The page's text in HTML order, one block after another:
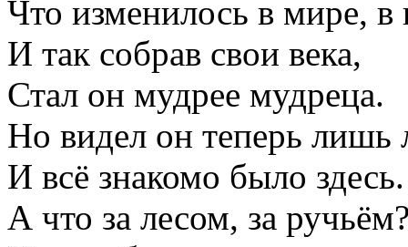
Что изменилось в мире, в
И так собрав свои века,
Стал он мудрее мудреца.
Но видел он теперь лишь
И всё знакомо было здесь.
А что за лесом, за